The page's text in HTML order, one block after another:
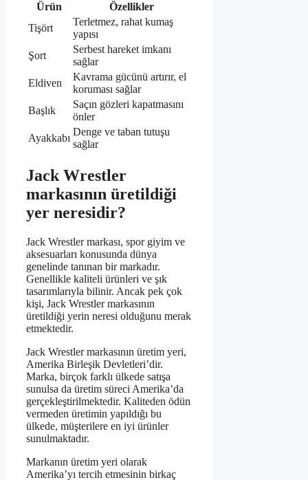
Ürün
Özellikler
Tişört
Terletmez, rahat kumaş
yapısı
Şort
Serbest hareket imkanı
sağlar
Eldiven
Kavrama gücünü artırır, el
koruması sağlar
Başlık
Saçın gözleri kapatmasını
önler
Ayakkabı
Denge ve taban tutuşu
sağlar
Jack Wrestler
markasının üretildiği
yer neresidir?
Jack Wrestler markası, spor giyim ve
aksesuarları konusunda dünya
genelinde tanınan bir markadır.
Genellikle kaliteli ürünleri ve şık
tasarımlarıyla bilinir. Ancak pek çok
kişi, Jack Wrestler markasının
üretildiği yerin neresi olduğunu merak
etmektedir.
Jack Wrestler markasının üretim yeri,
Amerika Birleşik Devletleri’dir.
Marka, birçok farklı ülkede satışa
sunulsa da üretim süreci Amerika’da
gerçekleştirilmektedir. Kaliteden ödün
vermeden üretimin yapıldığı bu
ülkede, müşterilere en iyi ürünler
sunulmaktadır.
Markanın üretim yeri olarak
Amerika’yı tercih etmesinin birkaç